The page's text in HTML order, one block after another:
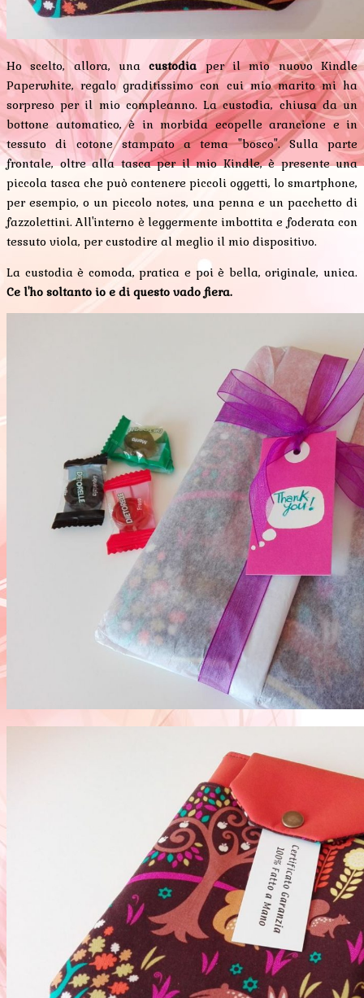
Ho scelto, allora, unacustodia per il mio nuovo Kindle
Paperwhite, regalo graditissimo con cui mio marito mi ha
sorpreso per il mio compleanno. La custodia, chiusa da un
bottone automatico, è in morbida ecopelle arancione e in
tessuto di cotone stampato a tema "bosco". Sulla parte
frontale, oltre alla tasca per il mio Kindle, è presente una
piccola tasca che può contenere piccoli oggetti, lo smartphone,
per esempio, o un piccolo notes, una penna e un pacchetto di
fazzolettini. All'interno è leggermente imbottita e foderata con
tessuto viola, per custodire al meglio il mio dispositivo.
La custodia è comoda, pratica e poi è bella, originale, unica.
Ce l'ho soltanto io e di questo vado fiera.